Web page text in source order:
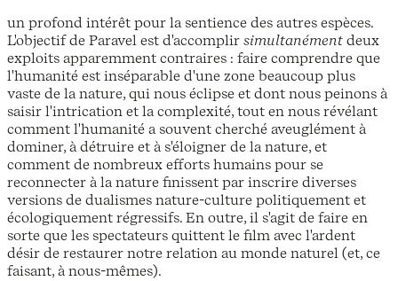
un profond intérêt pour la sentience des autres espèces.
L'objectif de Paravel est d'accomplir simultanément deux
exploits apparemment contraires : faire comprendre que
l'humanité est inséparable d'une zone beaucoup plus
vaste de la nature, qui nous éclipse et dont nous peinons à
saisir l'intrication et la complexité, tout en nous révélant
comment l'humanité a souvent cherché aveuglément à
dominer, à détruire et à s'éloigner de la nature, et
comment de nombreux efforts humains pour se
reconnecter à la nature finissent par inscrire diverses
versions de dualismes nature-culture politiquement et
écologiquement régressifs. En outre, il s'agit de faire en
sorte que les spectateurs quittent le film avec l'ardent
désir de restaurer notre relation au monde naturel (et, ce
faisant, à nous-mêmes).